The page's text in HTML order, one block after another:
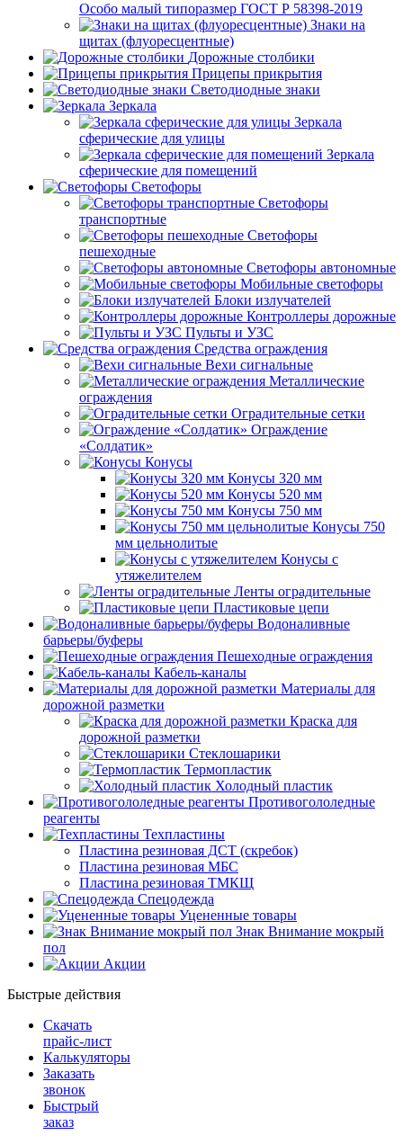
Особо малый типоразмер ГОСТ Р 58398-2019
Знаки на
щитах (флуоресцентные)
Дорожные столбики
Прицепы прикрытия
Светодиодные знаки
Зеркала
Зеркала
сферические для улицы
Зеркала
сферические для помещений
Светофоры
Светофоры
транспортные
Светофоры
пешеходные
Светофоры автономные
Мобильные светофоры
Блоки излучателей
Контроллеры дорожные
Пульты и УЗС
Средства ограждения
Вехи сигнальные
Металлические
ограждения
Оградительные сетки
Ограждение
«Солдатик»
Конусы
Конусы 320 мм
Конусы 520 мм
Конусы 750 мм
Конусы 750
мм цельнолитые
Конусы с
утяжелителем
Ленты оградительные
Пластиковые цепи
Водоналивные
барьеры/буферы
Пешеходные ограждения
Кабель-каналы
Материалы для
дорожной разметки
Краска для
дорожной разметки
Стеклошарики
Термопластик
Холодный пластик
Противогололедные
реагенты
Техпластины
Пластина резиновая ДСТ (скребок)
Пластина резиновая МБС
Пластина резиновая ТМКЩ
Спецодежда
Уцененные товары
Знак Внимание мокрый
пол
Акции
Быстрые действия
Скачать
прайс-лист
Калькуляторы
Заказать
звонок
Быстрый
заказ